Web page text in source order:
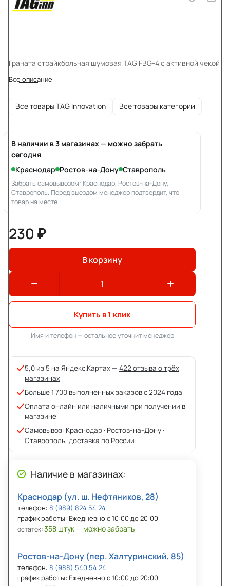
Граната страйкбольная шумовая TAG FBG-4 с активной чекой
Все описание
Все товары TAG Innovation Все товары категории
В наличии в 3 магазинах — можно забрать
сегодня
Краснодар Ростов-на-Дону Ставрополь
Забрать самовывозом: Краснодар, Ростов-на-Дону,
Ставрополь. Перед выездом менеджер подтвердит, что
товар на месте.
230 ₽
В корзину
Купить в 1 клик
Имя и телефон — остальное уточнит менеджер
5,0 из 5 на Яндекс.Картах — 422 отзыва о трёх
магазинах
Больше 1 700 выполненных заказов с 2024 года
Оплата онлайн или наличными при получении в
магазине
Самовывоз: Краснодар · Ростов-на-Дону ·
Ставрополь, доставка по России
Наличие в магазинах:
Краснодар (ул. ш. Нефтяников, 28)
телефон: 8 (989) 824 54 24
график работы: Ежедневно с 10:00 до 20:00
остаток:358 штук — можно забрать
Ростов-на-Дону (пер. Халтуринский, 85)
телефон: 8 (988) 540 54 24
график работы: Ежедневно с 10:00 до 20:00